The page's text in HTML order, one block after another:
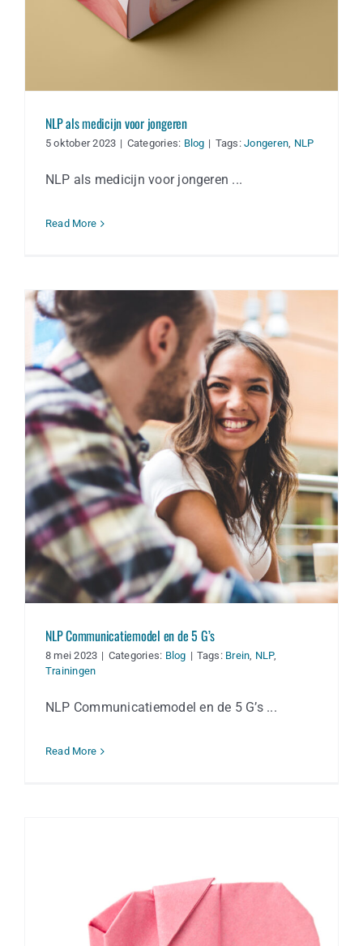
NLP als medicijn voor jongeren
5 oktober 2023 | Categories: Blog | Tags:Jongeren, NLP
NLP als medicijn voor jongeren ...
Read More
NLP Communicatiemodel en de 5 G’s
NLP Communicatiemodel en de 5 G’s
8 mei 2023 | Categories: Blog | Tags: Brein, NLP,
Trainingen
NLP Communicatiemodel en de 5 G’s ...
Read More